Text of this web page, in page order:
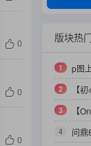
0
0
0
版块热
1 p图
2
【
不用参与
3 【
4 问